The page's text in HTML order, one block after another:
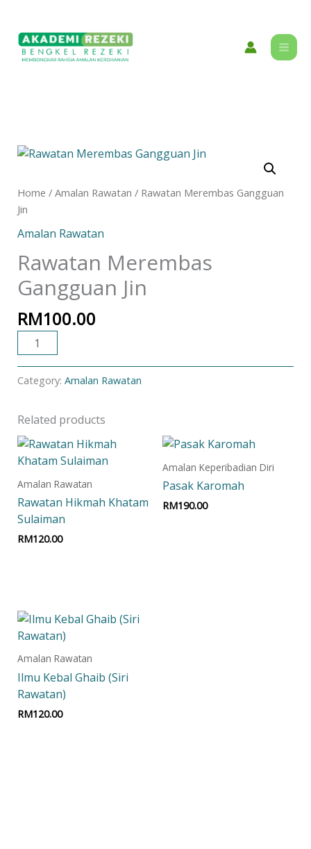
content
Home / Amalan Rawatan / Rawatan Merembas Gangguan
Jin
Amalan Rawatan
Rawatan Merembas
Gangguan Jin
RM100.00
Rawatan
Gangguan
Jin
quantity
Category: Amalan Rawatan
Related products
Amalan Rawatan
Rawatan Hikmah Khatam
Sulaiman
RM120.00
Amalan Keperibadian Diri
Pasak Karomah
RM190.00
Amalan Rawatan
Ilmu Kebal Ghaib (Siri
Rawatan)
RM120.00